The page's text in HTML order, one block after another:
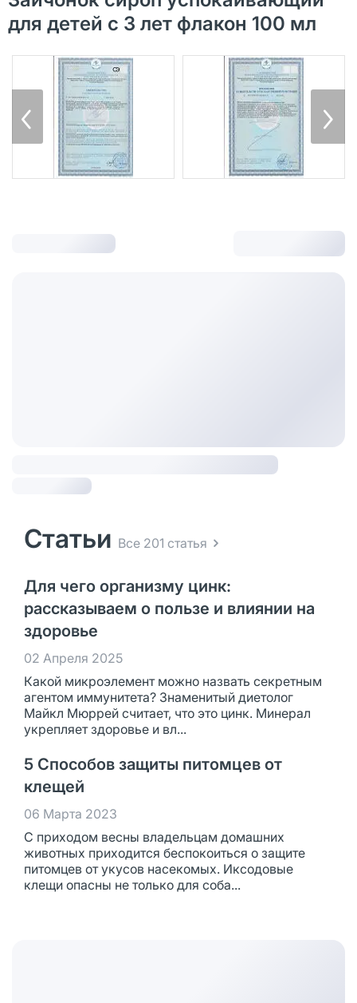
для детей с 3 лет флакон 100 мл
Статьи Все 201 статья
Для чего организму цинк:
рассказываем о пользе и влиянии на
здоровье
02 Апреля 2025
Какой микроэлемент можно назвать секретным
агентом иммунитета? Знаменитый диетолог
Майкл Мюррей считает, что это цинк. Минерал
укрепляет здоровье и вл...
5 Способов защиты питомцев от
клещей
06 Марта 2023
С приходом весны владельцам домашних
животных приходится беспокоиться о защите
питомцев от укусов насекомых. Иксодовые
клещи опасны не только для соба...